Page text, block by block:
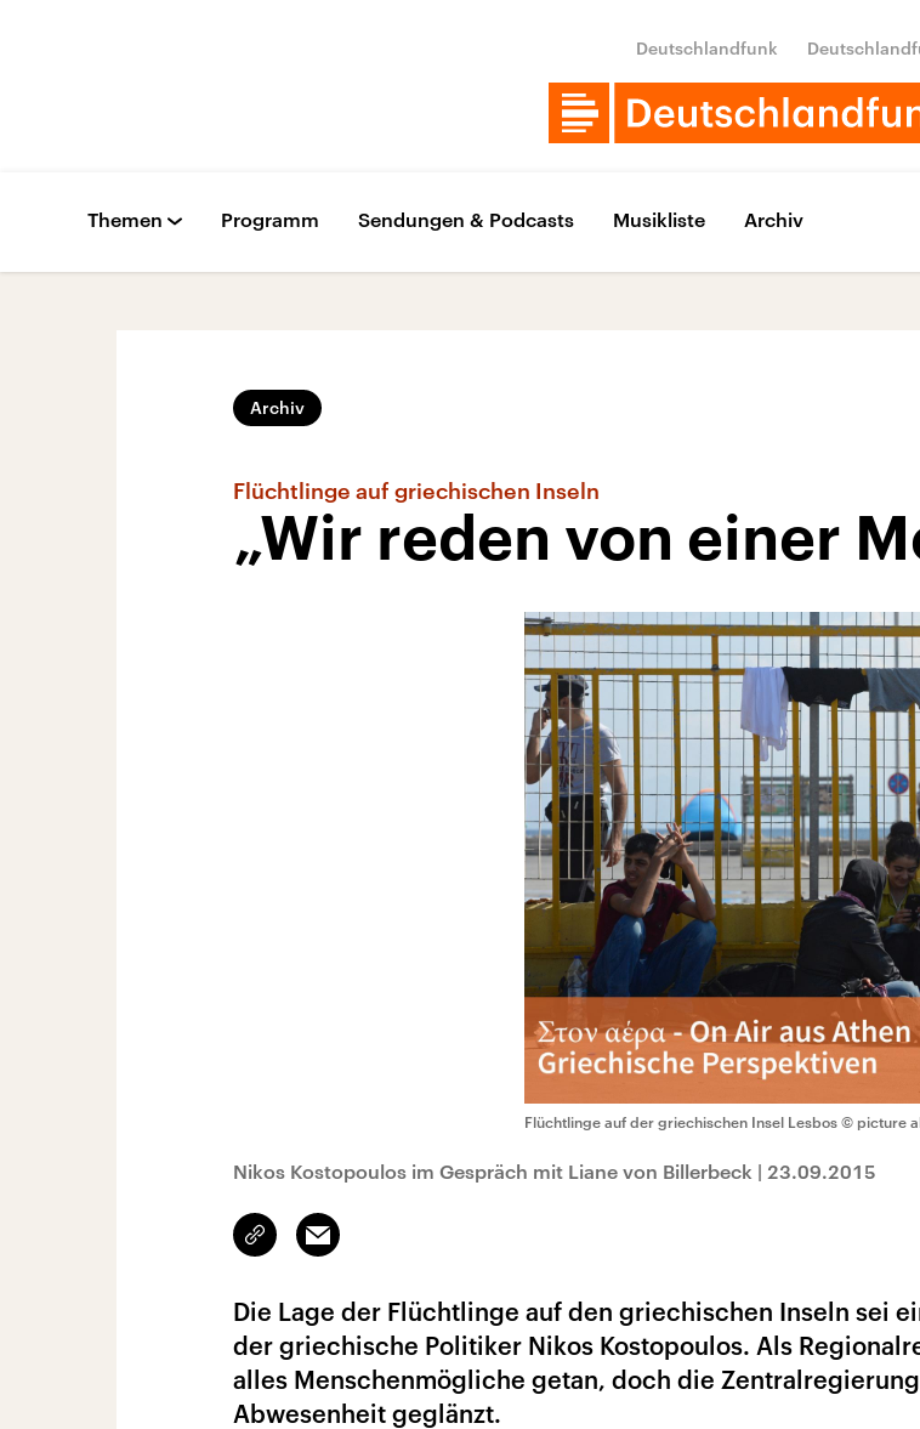
Deutschlandfunk
Themen Programm Sendungen & Podcasts Musikliste Archiv
Archiv
Flüchtlinge auf griechischen Inseln
„Wir reden von einer
Flüchtlinge auf der griechischen Insel Lesbos © picture
Nikos Kostopoulos im Gespräch mit Liane von Billerbeck | 23.09.2015
Link
kopieren/teilen
Email
Die Lage der Flüchtlinge auf den griechischen Inseln sei
der griechische Politiker Nikos Kostopoulos. Als
alles Menschenmögliche getan, doch die
Abwesenheit geglänzt.